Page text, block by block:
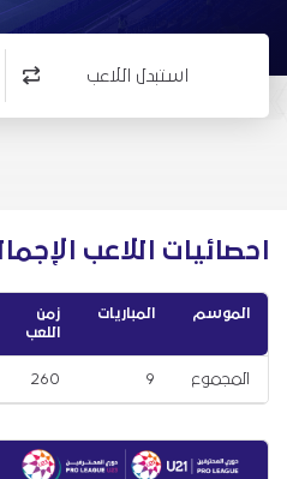
استبدل اللاعب
احصائيات اللاعب
الموسم المباريات
زمن
اللعب
المجموع 9
260